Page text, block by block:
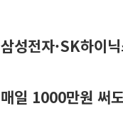
삼성전자·SK하이
매일 1000만원 써